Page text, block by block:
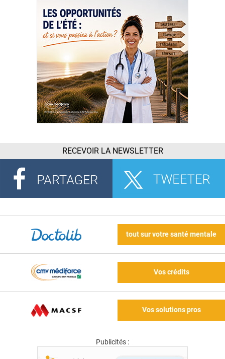
RECEVOIR LA NEWSLETTER
tout sur votre santé mentale
Vos crédits
Vos solutions pros
Publicités :